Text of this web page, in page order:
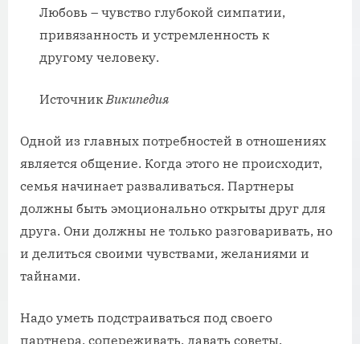
Любовь – чувство глубокой симпатии,
привязанность и устремленность к
другому человеку.
Источник Википедия
Одной из главных потребностей в отношениях
является общение. Когда этого не происходит,
семья начинает разваливаться. Партнеры
должны быть эмоционально открыты друг для
друга. Они должны не только разговаривать, но
и делиться своими чувствами, желаниями и
тайнами.
Надо уметь подстраиваться под своего
партнера, сопереживать, давать советы,